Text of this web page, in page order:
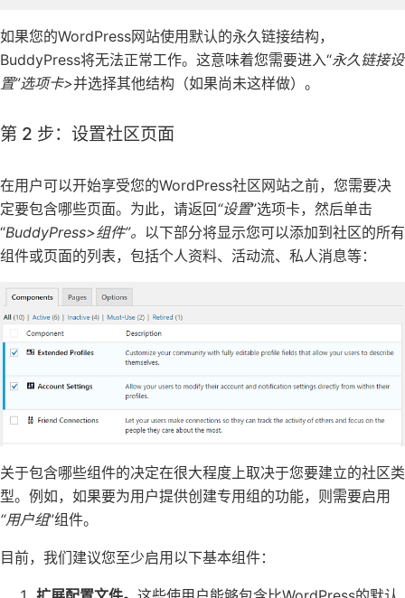
如果您的WordPress网站使用默认的永久链接结构，
BuddyPress将无法正常工作。这意味着您需要进入“永久链接设
置”选项卡>并选择其他结构（如果尚未这样做）。
第 2 步：设置社区页面
在用户可以开始享受您的WordPress社区网站之前，您需要决
定要包含哪些页面。为此，请返回“设置”选项卡，然后单击
“BuddyPress>组件”。 以下部分将显示您可以添加到社区的所有
组件或页面的列表，包括个人资料、活动流、私人消息等：
关于包含哪些组件的决定在很大程度上取决于您要建立的社区类
型。例如，如果要为用户提供创建专用组的功能，则需要启用
“用户组”组件。
目前，我们建议您至少启用以下基本组件：